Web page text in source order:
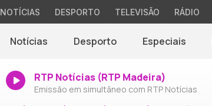
NOTÍCIAS DESPORTO TELEVISÃO RÁDIO
Notícias Desporto Especiais
RTP Notícias (RTP Madeira)
Emissão em simultâneo com RTP Notícias